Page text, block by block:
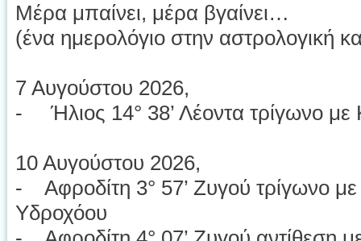
Μέρα μπαίνει, μέρα βγαίνει…
(ένα ημερολόγιο στην αστρολογική
7 Αυγούστου 2026,
- Ήλιος 14° 38’ Λέοντα τρίγωνο με
10 Αυγούστου 2026,
- Αφροδίτη 3° 57’ Ζυγού τρίγωνο
Υδροχόου